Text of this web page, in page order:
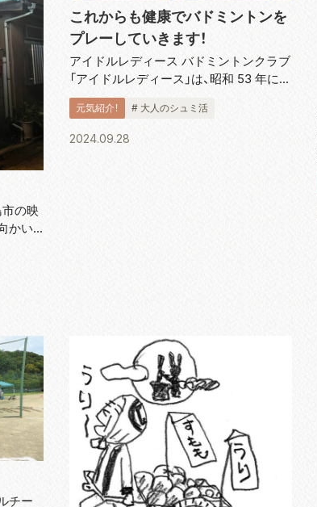
の映
かい
るな
ん。
これからも健康でバドミントンを
プレーしていきます！
アイドルレディース バドミントンクラブ
「アイドルレディース」は、昭和 53 年に技
術向上と健康維持、親睦を深めるために
結成されました。 会長の樋口博子さんは
「現在、60 代から 80 代のメンバー 18 人
元気紹介！ # 大人のシュミ活
2024.09.28
チー